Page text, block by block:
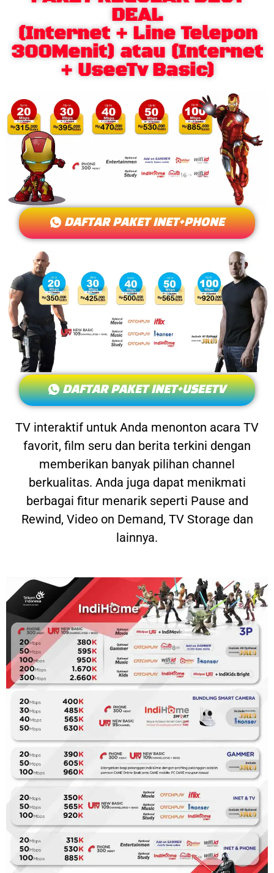
DEAL
(Internet + Line Telepon
300Menit) atau (Internet
+ UseeTv Basic)
DAFTAR PAKET INET+PHONE
DAFTAR PAKET INET+USEETV
TV interaktif untuk Anda menonton acara TV
favorit, film seru dan berita terkini dengan
memberikan banyak pilihan channel
berkualitas. Anda juga dapat menikmati
berbagai fitur menarik seperti Pause and
Rewind, Video on Demand, TV Storage dan
lainnya.